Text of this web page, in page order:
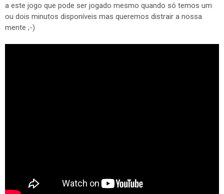
a este jogo que pode ser jogado mesmo quando só temos um
ou dois minutos disponíveis mas queremos distrair a nossa
mente ;-)